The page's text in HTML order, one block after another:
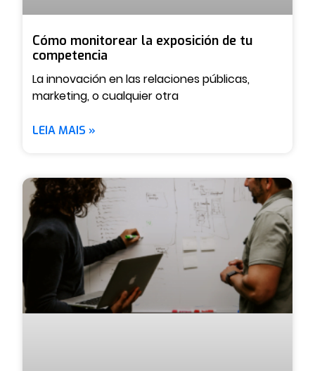
Cómo monitorear la exposición de tu
competencia
La innovación en las relaciones públicas,
marketing, o cualquier otra
LEIA MAIS »